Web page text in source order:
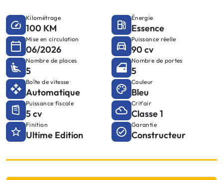
Kilométrage
100 KM
Énergie
Essence
Mise en circulation
06/2026
Puissance réelle
90 cv
Nombre de places
5
Nombre de portes
5
Boîte de vitesse
Automatique
Couleur
Bleu
Puissance fiscale
5 cv
Crit'air
Classe 1
Finition
Ultime Edition
Garantie
Constructeur